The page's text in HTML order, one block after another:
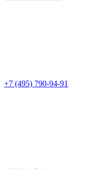
+7 (495) 790-94-91